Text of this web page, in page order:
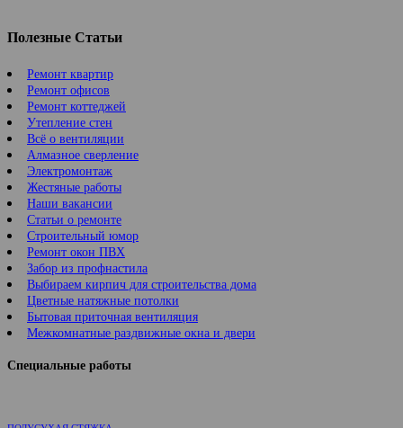
Полезные Статьи
Ремонт квартир
Ремонт офисов
Ремонт коттеджей
Утепление стен
Всё о вентиляции
Алмазное сверление
Электромонтаж
Жестяные работы
Наши вакансии
Статьи о ремонте
Строительный юмор
Ремонт окон ПВХ
Забор из профнастила
Выбираем кирпич для строительства дома
Цветные натяжные потолки
Бытовая приточная вентиляция
Межкомнатные раздвижные окна и двери
Специальные работы